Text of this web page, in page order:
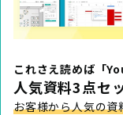
これさえ読めば「
人気資料3点セ
お客様から人気の資